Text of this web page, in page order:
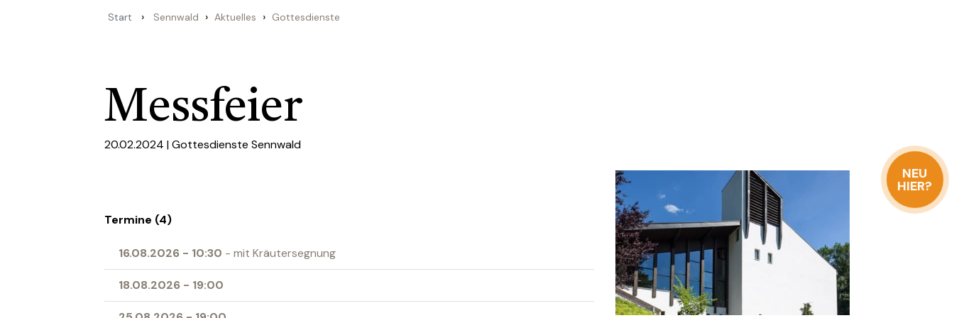
NEU
HIER?
Start › Sennwald › Aktuelles › Gottesdienste
Messfeier
20.02.2024 |Gottesdienste Sennwald
Termine (4)
16.08.2026 - 10:30 - mit Kräutersegnung
18.08.2026 - 19:00